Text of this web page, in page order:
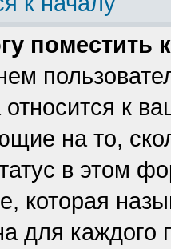
поместить
относится к
на то,
в этом
которая
для каждого